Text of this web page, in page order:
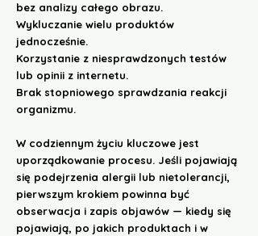
bez analizy całego obrazu.
Wykluczanie wielu produktów
jednocześnie.
Korzystanie z niesprawdzonych testów
lub opinii z internetu.
Brak stopniowego sprawdzania reakcji
organizmu.
W codziennym życiu kluczowe jest
uporządkowanie procesu. Jeśli pojawiają
się podejrzenia alergii lub nietolerancji,
pierwszym krokiem powinna być
obserwacja i zapis objawów — kiedy się
pojawiają, po jakich produktach i w